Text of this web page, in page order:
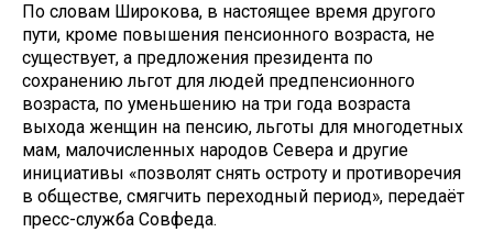
По словам Широкова, в настоящее время другого
пути, кроме повышения пенсионного возраста, не
существует, а предложения президента по
сохранению льгот для людей предпенсионного
возраста, по уменьшению на три года возраста
выхода женщин на пенсию, льготы для многодетных
мам, малочисленных народов Севера и другие
инициативы «позволят снять остроту и противоречия
в обществе, смягчить переходный период», передаёт
пресс-служба Совфеда.